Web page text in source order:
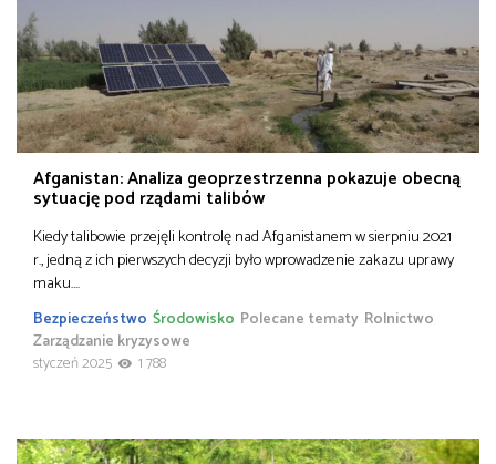
Afganistan: Analiza geoprzestrzenna pokazuje obecną
sytuację pod rządami talibów
Kiedy talibowie przejęli kontrolę nad Afganistanem w sierpniu 2021
r., jedną z ich pierwszych decyzji było wprowadzenie zakazu uprawy
maku….
Bezpieczeństwo Polecane tematy Rolnictwo
Środowisko
Zarządzanie kryzysowe
styczeń 2025
1 788